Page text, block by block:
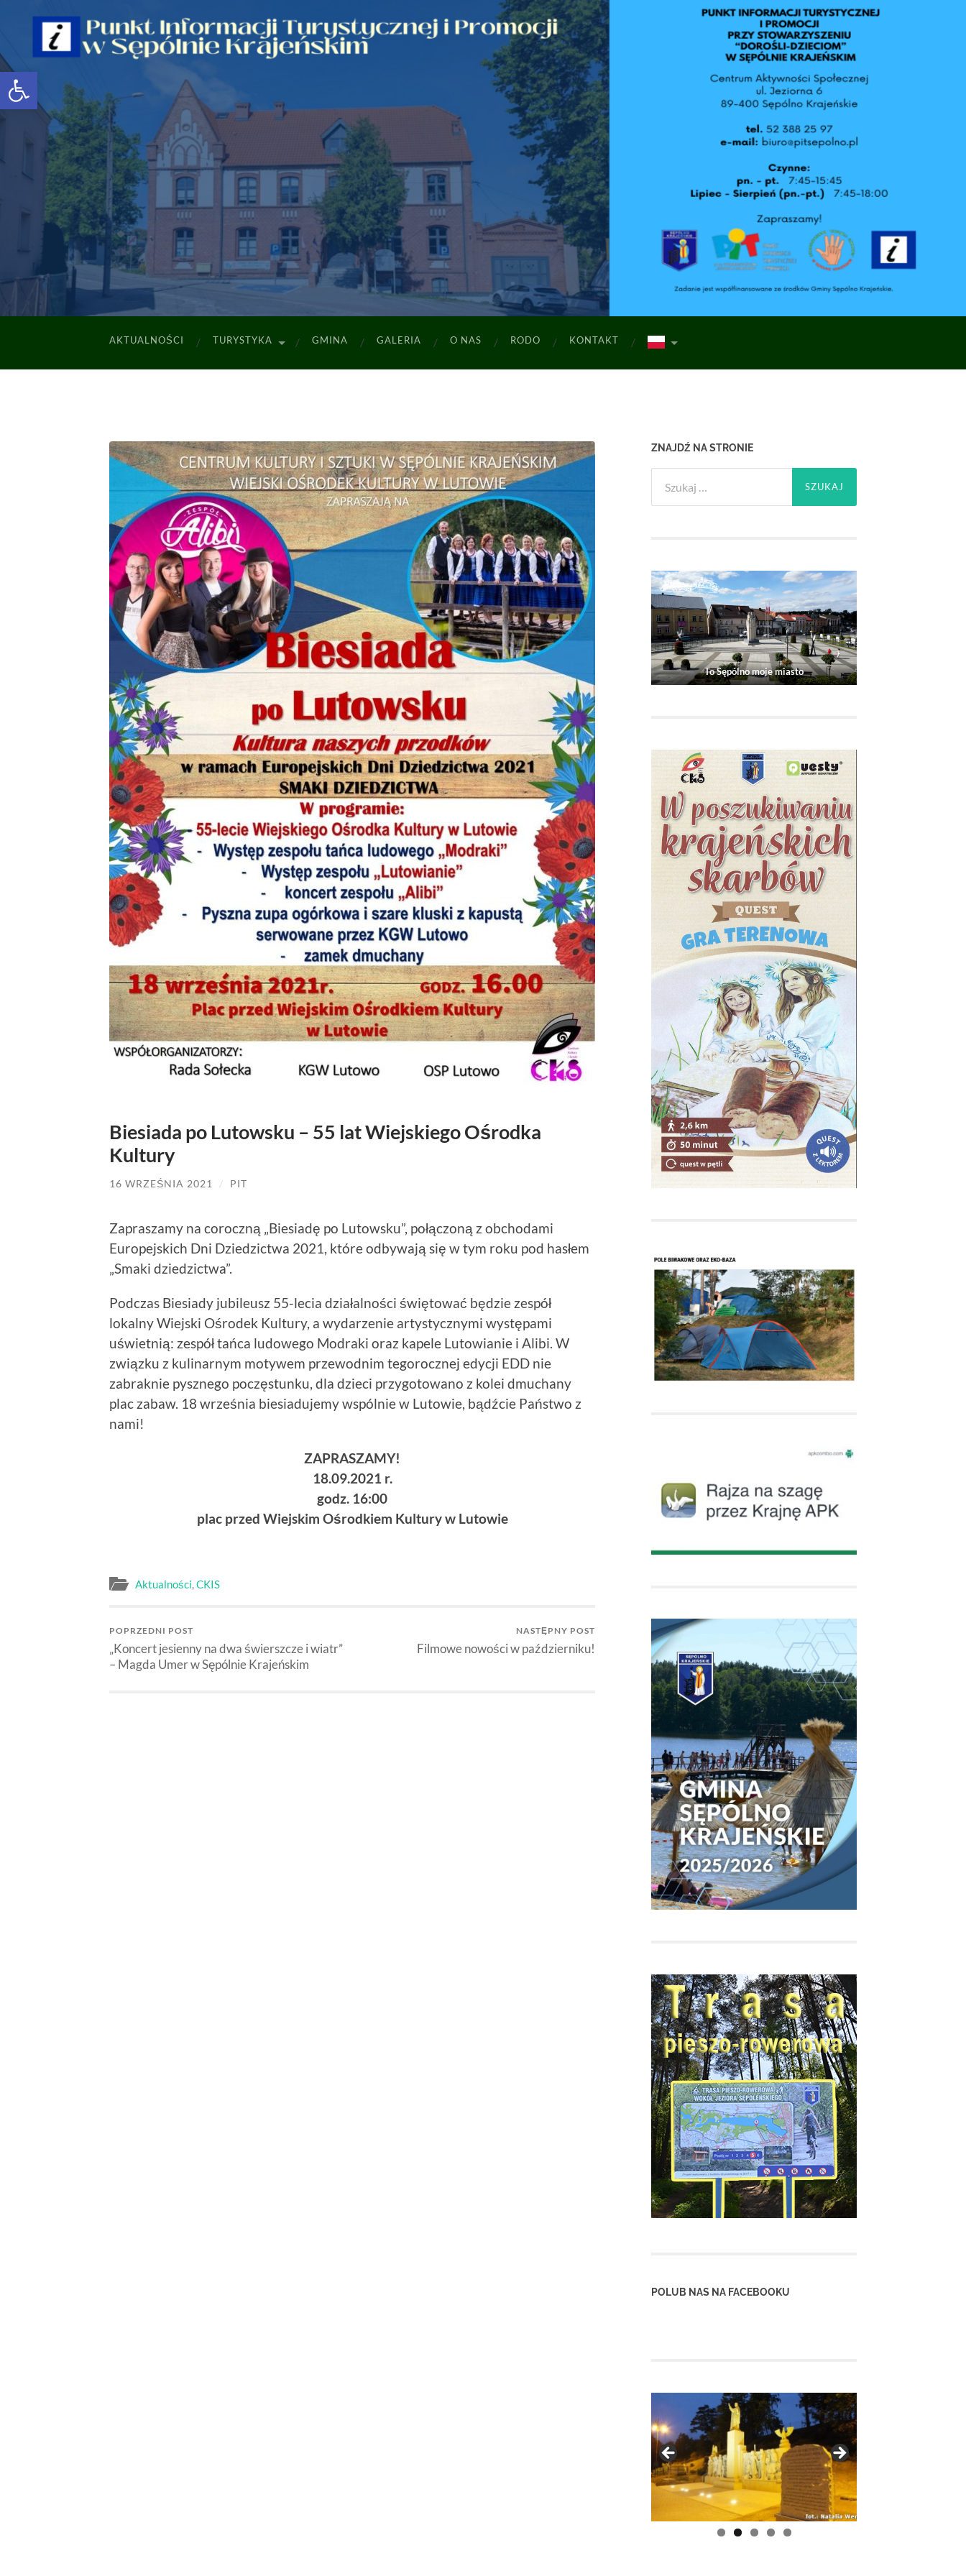
Open toolbar
AKTUALNOŚCI TURYSTYKA GMINA GALERIA O NAS RODO KONTAKT
Biesiada po Lutowsku – 55 lat Wiejskiego Ośrodka
Kultury
16 WRZEŚNIA 2021 / PIT
Zapraszamy na coroczną „Biesiadę po Lutowsku”, połączoną z obchodami
Europejskich Dni Dziedzictwa 2021, które odbywają się w tym roku pod hasłem
„Smaki dziedzictwa”.
Podczas Biesiady jubileusz 55-lecia działalności świętować będzie zespół
lokalny Wiejski Ośrodek Kultury, a wydarzenie artystycznymi występami
uświetnią: zespół tańca ludowego Modraki oraz kapele Lutowianie i Alibi. W
związku z kulinarnym motywem przewodnim tegorocznej edycji EDD nie
zabraknie pysznego poczęstunku, dla dzieci przygotowano z kolei dmuchany
plac zabaw. 18 września biesiadujemy wspólnie w Lutowie, bądźcie Państwo z
nami!
ZAPRASZAMY!
18.09.2021 r.
godz. 16:00
plac przed Wiejskim Ośrodkiem Kultury w Lutowie
Aktualności,CKIS
POPRZEDNI POST
„Koncert jesienny na dwa świerszcze i wiatr”
– Magda Umer w Sępólnie Krajeńskim
NASTĘPNY POST
Filmowe nowości w październiku!
ZNAJDŹ NA STRONIE
To Sępólno moje miasto
POLUB NAS NA FACEBOOKU